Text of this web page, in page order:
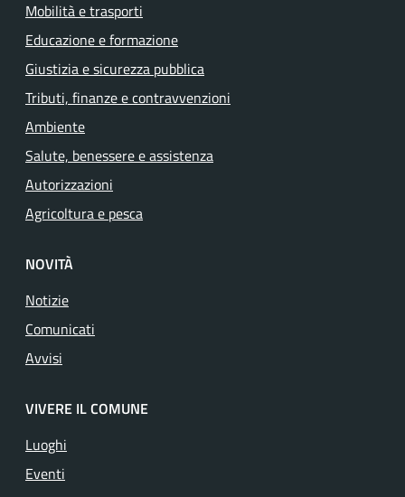
Mobilità e trasporti
Educazione e formazione
Giustizia e sicurezza pubblica
Tributi, finanze e contravvenzioni
Ambiente
Salute, benessere e assistenza
Autorizzazioni
Agricoltura e pesca
NOVITÀ
Notizie
Comunicati
Avvisi
VIVERE IL COMUNE
Luoghi
Eventi